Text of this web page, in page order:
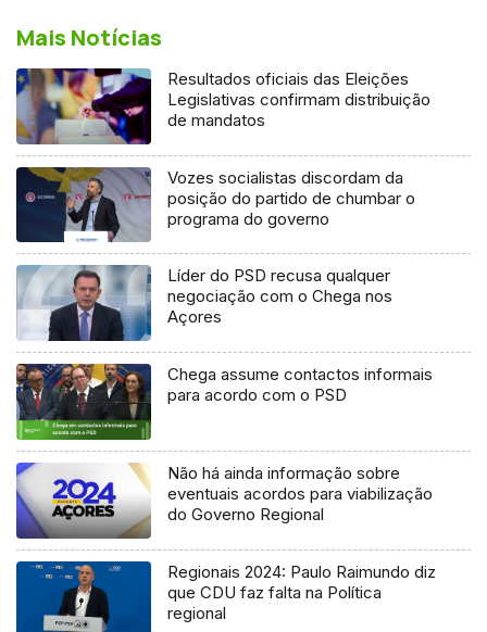
Mais Notícias
Resultados oficiais das Eleições
Legislativas confirmam distribuição
de mandatos
Vozes socialistas discordam da
posição do partido de chumbar o
programa do governo
Líder do PSD recusa qualquer
negociação com o Chega nos
Açores
Chega assume contactos informais
para acordo com o PSD
Não há ainda informação sobre
eventuais acordos para viabilização
do Governo Regional
Regionais 2024: Paulo Raimundo diz
que CDU faz falta na Política
regional